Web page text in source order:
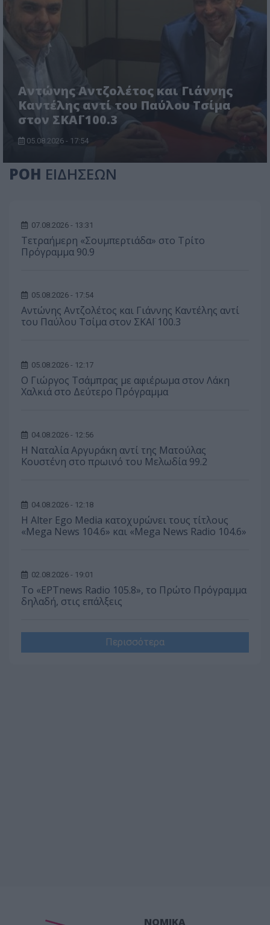
Αντώνης Αντζολέτος και Γιάννης
Καντέλης αντί του Παύλου Τσίμα
στον ΣΚΑΪ 100.3
05.08.2026 - 17:54
ΡΟΗ ΕΙΔΗΣΕΩΝ
07.08.2026 - 13:31
Τετραήμερη «Σουμπερτιάδα» στο Τρίτο
Πρόγραμμα 90.9
05.08.2026 - 17:54
Αντώνης Αντζολέτος και Γιάννης Καντέλης αντί
του Παύλου Τσίμα στον ΣΚΑΪ 100.3
05.08.2026 - 12:17
O Γιώργος Τσάμπρας με αφιέρωμα στον Λάκη
Χαλκιά στο Δεύτερο Πρόγραμμα
04.08.2026 - 12:56
Η Ναταλία Αργυράκη αντί της Ματούλας
Κουστένη στο πρωινό του Μελωδία 99.2
04.08.2026 - 12:18
Η Alter Ego Media κατοχυρώνει τους τίτλους
«Mega News 104.6» και «Mega News Radio 104.6»
02.08.2026 - 19:01
Το «ΕΡΤnews Radio 105.8», το Πρώτο Πρόγραμμα
δηλαδή, στις επάλξεις
Περισσότερα
ΝΟΜΙΚΑ